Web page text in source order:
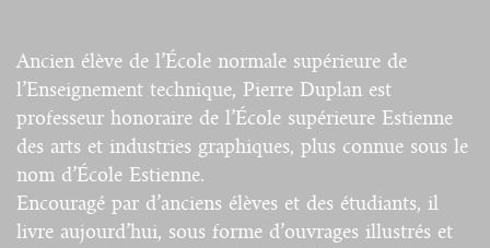
Ancien élève de l’École normale supérieure de
l’Enseignement technique, Pierre Duplan est
professeur honoraire de l’École supérieure Estienne
des arts et industries graphiques, plus connue sous le
nom d’École Estienne.
Encouragé par d’anciens élèves et des étudiants, il
livre aujourd’hui, sous forme d’ouvrages illustrés et